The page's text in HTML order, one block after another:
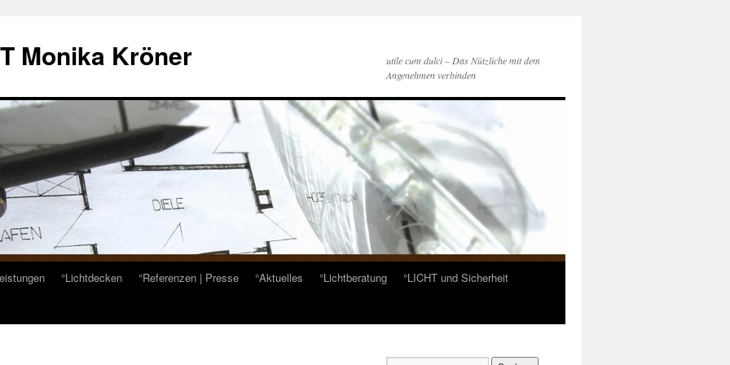
Monika Kröner
utile cum dulci – Das Nützliche mit dem
Angenehmen verbinden
°Lichtdecken °Referenzen | Presse °Aktuelles °Lichtberatung
°LICHT und Sicherheit